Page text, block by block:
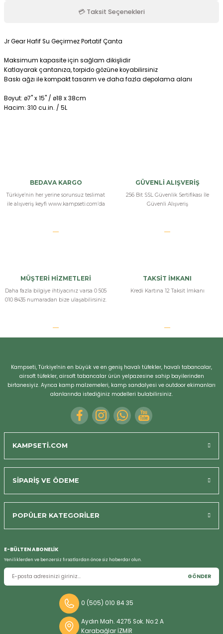
💳 Taksit Seçenekleri
Jr Gear Hafif Su Geçirmez Portatif Çanta
Maksimum kapasite için sağlam dikişlidir
Katlayarak çantanıza, torpido gözüne koyabilirsiniz
Baskı ağzı ile kompakt tasarım ve daha fazla depolama alanı
Boyut: ø7" x 15" / ø18 x 38cm
Hacim: 310 cu.in. / 5L
BEDAVA KARGO
Türkiye’nin her yerine sorunsuz teslimat
ile alışveriş keyfi www.kampseti.com’da
GÜVENLİ ALIŞVERİŞ
256 Bit SSL Güvenlik Sertifikası İle
Güvenli Alışveriş
MÜŞTERİ HİZMETLERİ
Daha fazla bilgiye ihtiyacınız varsa 0 505
010 8435 numaradan bize ulaşabilirsiniz.
TAKSİT İMKANI
Kredi Kartına 12 Taksit İmkanı
Kampseti, Türkiye'nin en büyük ve en geniş havalı tüfekler, havalı tabancalar,
airsoft tüfekler, airsoft tabancalar ürün yelpazesine sahip bayilerinden
birtanesiyiz. Ayrıca kamp malzemeleri, kamp sandalyesi ve outdoor ekimanları
alanlarında istediğiniz modelleri bulabilirsiniz.
KAMPSETİ.COM
SİPARİŞ VE ÖDEME
POPÜLER KATEGORİLER
E-BÜLTEN ABONELİK
Yeniliklerden ve benzersiz fırsatlardan önce siz haberdar olun.
GÖNDER
0 (505) 010 84 35
Aydın Mah. 4275 Sok. No:2 A
Karabağlar İZMİR